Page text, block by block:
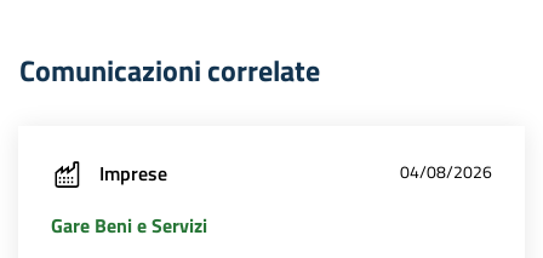
Comunicazioni correlate
Imprese 04/08/2026
Gare Beni e Servizi